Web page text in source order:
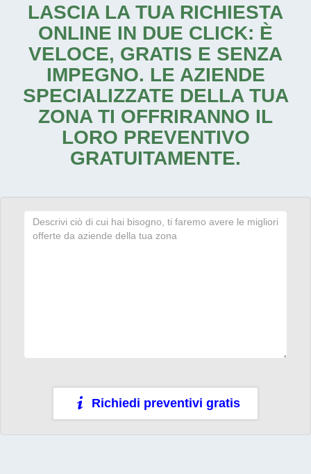
LASCIA LA TUA RICHIESTA
ONLINE IN DUE CLICK: È
VELOCE, GRATIS E SENZA
IMPEGNO. LE AZIENDE
SPECIALIZZATE DELLA TUA
ZONA TI OFFRIRANNO IL
LORO PREVENTIVO
GRATUITAMENTE.
Richiedi preventivi gratis